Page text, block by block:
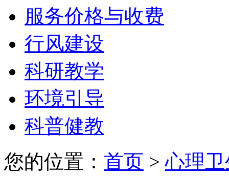
服务价格与收费
行风建设
科研教学
环境引导
科普健教
您的位置： 首页 >心理